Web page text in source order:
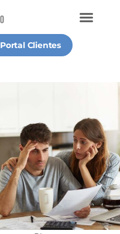
Portal Clientes